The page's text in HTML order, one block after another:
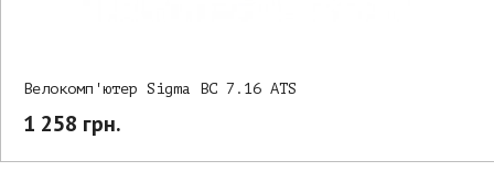
Велокомп'ютер Sigma BC 7.16 ATS
1 258 грн.